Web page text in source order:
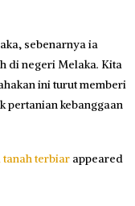
sebenarnya ia
di negeri Melaka. Kita
ini turut memberi
pertanian kebanggaan
tanah terbiar appeared